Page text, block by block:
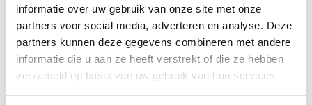
informatie over uw gebruik van onze site met onze
partners voor social media, adverteren en analyse. Deze
partners kunnen deze gegevens combineren met andere
informatie die u aan ze heeft verstrekt of die ze hebben
verzameld op basis van uw gebruik van hun services.
Cutted ring gold plated